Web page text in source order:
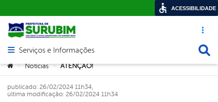
Acesso
Abrir menu principal de navegação
Serviços e Informações
Você está aqui:
> Notícias > ATENÇÃO!
publicado: 26/02/2024 11h34,
última modificação: 26/02/2024 11h34
ACESSIBILIDADE